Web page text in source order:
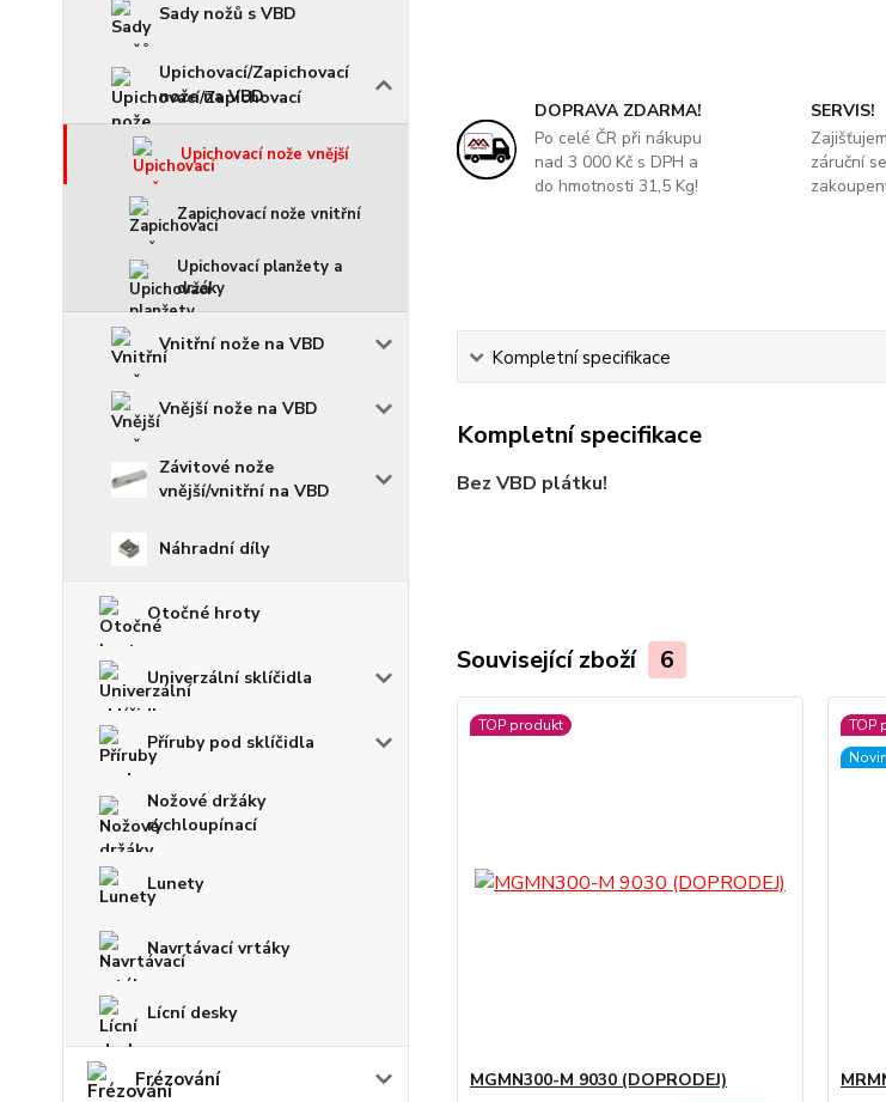
Sady nožů s VBD
Upichovací/Zapichovací
nože na VBD
Upichovací nože vnější
Zapichovací nože vnitřní
Upichovací planžety a
držáky
Vnitřní nože na VBD
Vnější nože na VBD
Závitové nože
vnější/vnitřní na VBD
Náhradní díly
Otočné hroty
Univerzální sklíčidla
Příruby pod sklíčidla
Nožové držáky
rychloupínací
Lunety
Navrtávací vrtáky
Lícní desky
Frézování
DOPRAVA ZDARMA!
Po celé ČR při nákupu
nad 3 000 Kč s DPH a
do hmotnosti 31,5 Kg!
SERVIS!
záruční
Kompletní specifikace
Kompletní specifikace
Bez VBD plátku!
Související zboží 6
TOP produkt
MGMN300-M 9030 (DOPRODEJ)
TOP